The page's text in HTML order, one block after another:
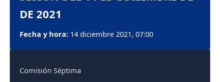
DE 2021
Fecha y hora: 14 diciembre 2021, 07:00
Comisión Séptima